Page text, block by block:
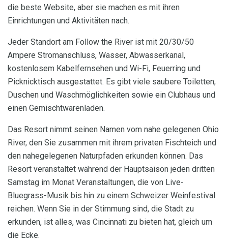
die beste Website, aber sie machen es mit ihren
Einrichtungen und Aktivitäten nach.
Jeder Standort am Follow the River ist mit 20/30/50
Ampere Stromanschluss, Wasser, Abwasserkanal,
kostenlosem Kabelfernsehen und Wi-Fi, Feuerring und
Picknicktisch ausgestattet. Es gibt viele saubere Toiletten,
Duschen und Waschmöglichkeiten sowie ein Clubhaus und
einen Gemischtwarenladen.
Das Resort nimmt seinen Namen vom nahe gelegenen Ohio
River, den Sie zusammen mit ihrem privaten Fischteich und
den nahegelegenen Naturpfaden erkunden können. Das
Resort veranstaltet während der Hauptsaison jeden dritten
Samstag im Monat Veranstaltungen, die von Live-
Bluegrass-Musik bis hin zu einem Schweizer Weinfestival
reichen. Wenn Sie in der Stimmung sind, die Stadt zu
erkunden, ist alles, was Cincinnati zu bieten hat, gleich um
die Ecke.